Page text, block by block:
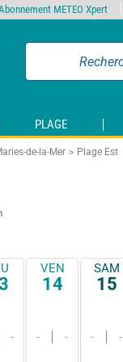
PLAGE
de-la-Mer Plage Est
-
VEN
14
- -
SAM
15
- -
METEO Xpert